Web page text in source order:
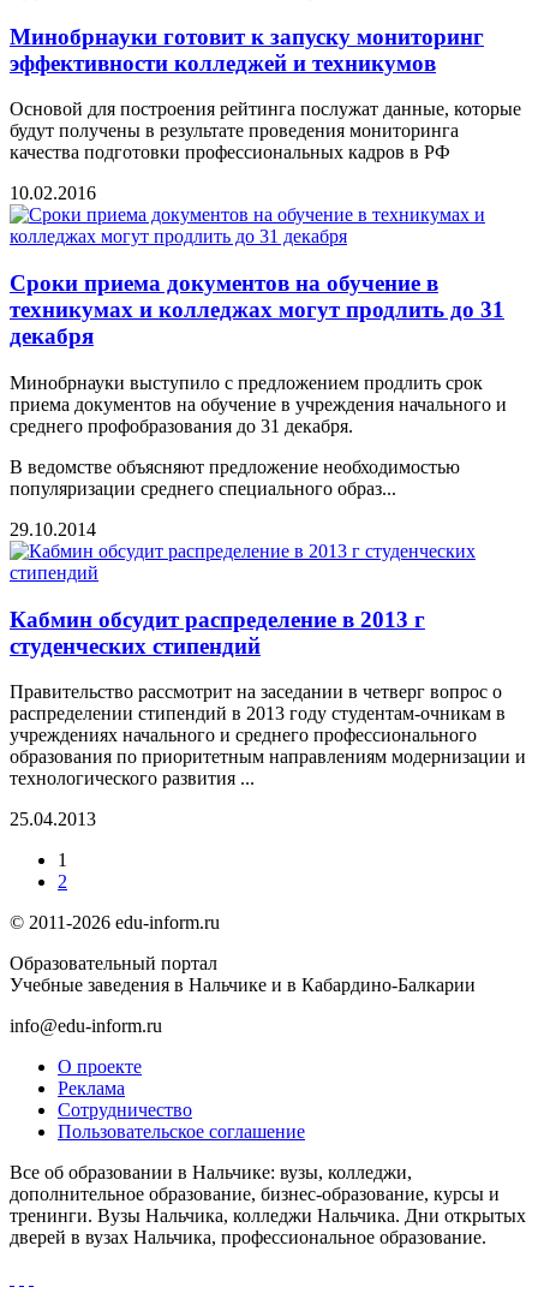
Минобрнауки готовит к запуску мониторинг
эффективности колледжей и техникумов
Основой для построения рейтинга послужат данные, которые
будут получены в результате проведения мониторинга
качества подготовки профессиональных кадров в РФ
10.02.2016
Сроки приема документов на обучение в
техникумах и колледжах могут продлить до 31
декабря
Минобрнауки выступило с предложением продлить срок
приема документов на обучение в учреждения начального и
среднего профобразования до 31 декабря.
В ведомстве объясняют предложение необходимостью
популяризации среднего специального образ...
29.10.2014
Кабмин обсудит распределение в 2013 г
студенческих стипендий
Правительство рассмотрит на заседании в четверг вопрос о
распределении стипендий в 2013 году студентам-очникам в
учреждениях начального и среднего профессионального
образования по приоритетным направлениям модернизации и
технологического развития ...
25.04.2013
1
2
© 2011-2026 edu-inform.ru
Образовательный портал
Учебные заведения в Нальчике и в Кабардино-Балкарии
info@edu-inform.ru
О проекте
Реклама
Сотрудничество
Пользовательское соглашение
Все об образовании в Нальчике: вузы, колледжи,
дополнительное образование, бизнес-образование, курсы и
тренинги. Вузы Нальчика, колледжи Нальчика. Дни открытых
дверей в вузах Нальчика, профессиональное образование.